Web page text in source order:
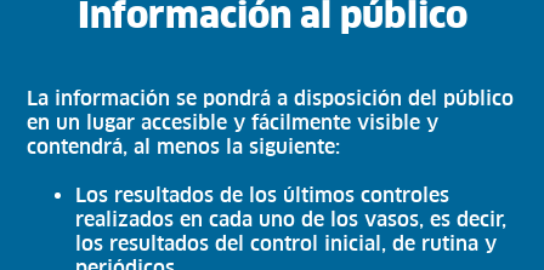
Información al público
La información se pondrá a disposición del público
en un lugar accesible y fácilmente visible y
contendrá, al menos la siguiente:
Los resultados de los últimos controles
realizados en cada uno de los vasos, es decir,
los resultados del control inicial, de rutina y